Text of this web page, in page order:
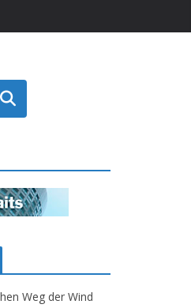
Weg der Wind